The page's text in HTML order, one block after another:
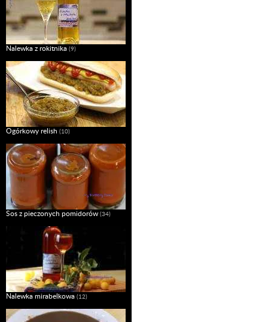
Nalewka z rokitnika (9)
Ogórkowy relish (10)
Sos z pieczonych pomidorów (34)
Nalewka mirabelkowa (12)